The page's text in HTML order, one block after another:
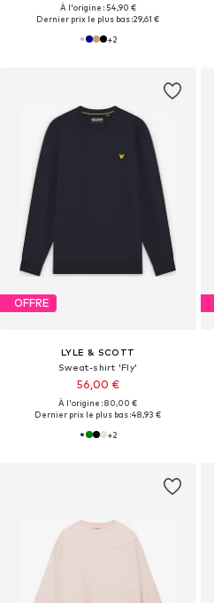
À l'origine : 54,90 €
Dernier prix le plus bas :29,61 €
+2
OFFRE
LYLE & SCOTT
Sweat-shirt 'Fly'
56,00 €
À l'origine : 80,00 €
Dernier prix le plus bas :48,93 €
+2